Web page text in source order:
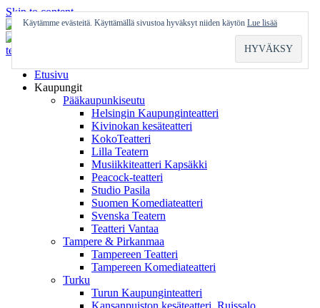
Skip to content
Etusivu
Kaupungit
Pääkaupunkiseutu
Helsingin Kaupunginteatteri
Kivinokan kesäteatteri
KokoTeatteri
Lilla Teatern
Musiikkiteatteri Kapsäkki
Peacock-teatteri
Studio Pasila
Suomen Komediateatteri
Svenska Teatern
Teatteri Vantaa
Tampere & Pirkanmaa
Tampereen Teatteri
Tampereen Komediateatteri
Turku
Turun Kaupunginteatteri
Kansanpuiston kesäteatteri, Ruissalo
Käytämme evästeitä. Käyttämällä sivustoa hyväksyt niiden käytön Lue lisää